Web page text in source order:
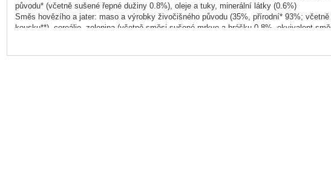
původu* (včetně sušené řepné dužiny 0.8%), oleje a tuky, minerální látky (0.6%)
Směs hovězího a jater: maso a výrobky živočišného původu (35%, přírodní* 93%;
kousku**), cereálie, zelenina (včetně směsi sušené mrkve a hrášku 0.8%, ekvivalent